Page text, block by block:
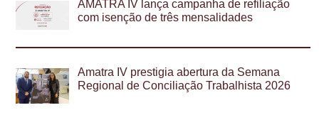
AMATRA IV lança campanha de refiliação
com isenção de três mensalidades
Amatra IV prestigia abertura da Semana
Regional de Conciliação Trabalhista 2026